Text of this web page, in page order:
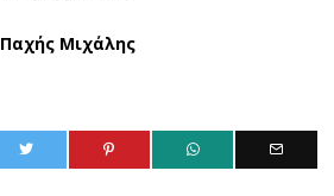
Παχής Μιχάλης